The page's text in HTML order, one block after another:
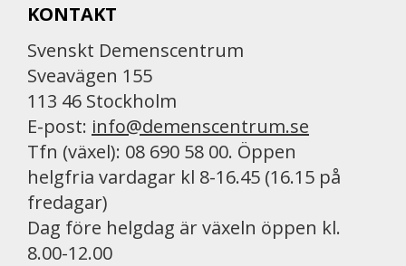
KONTAKT
Svenskt Demenscentrum
Sveavägen 155
113 46 Stockholm
E-post: info@demenscentrum.se
Tfn (växel): 08 690 58 00. Öppen
helgfria vardagar kl 8-16.45 (16.15 på
fredagar)
Dag före helgdag är växeln öppen kl.
8.00-12.00